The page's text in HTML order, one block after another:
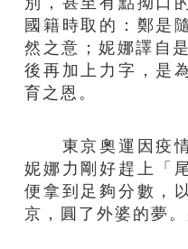
國籍時取的：鄭是
然之意；妮娜譯自
後再加上力字，是
育之恩。
東京奧運因疫情
妮娜力剛好趕上「
便拿到足夠分數，
京，圓了外婆的夢